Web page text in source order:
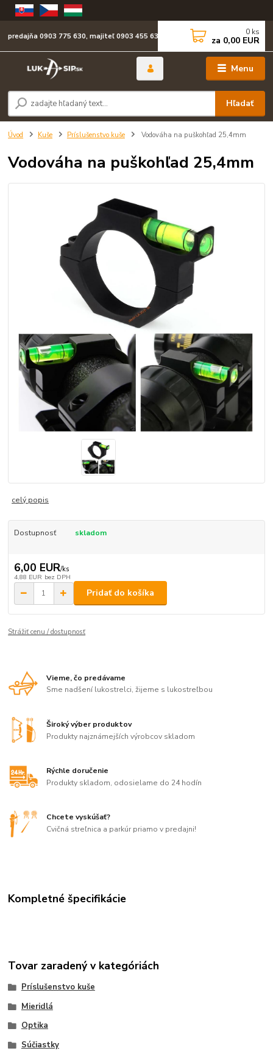
Menu
Hľadať
predajňa 0903 775 630, majiteľ 0903 455 630 0 ks
za 0,00 EUR
Úvod Kuše Príslušenstvo kuše Vodováha na puškohľad 25,4mm
Vodováha na puškohľad 25,4mm
celý popis
Dostupnosť skladom
6,00 EUR/ks
4,88 EUR bez DPH
Pridať do košíka
Strážiť cenu / dostupnosť
Vieme, čo predávame
Sme nadšení lukostrelci, žijeme s lukostreľbou
Široký výber produktov
Produkty najznámejších výrobcov skladom
Rýchle doručenie
Produkty skladom, odosielame do 24 hodín
Chcete vyskúšať?
Cvičná streľnica a parkúr priamo v predajni!
Kompletné špecifikácie
Tovar zaradený v kategóriách
Príslušenstvo kuše
Mieridlá
Optika
Súčiastky